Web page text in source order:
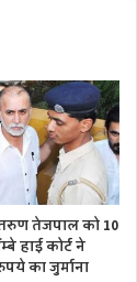
तेजपाल को 10
हाई कोर्ट ने
का जुर्माना